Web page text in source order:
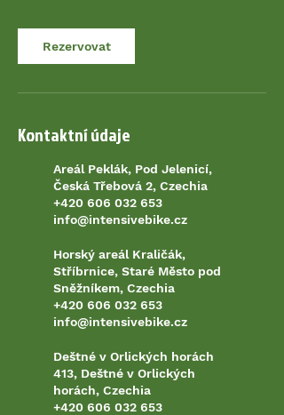
Rezervovat
Kontaktní údaje
Areál Peklák, Pod Jelenicí,
Česká Třebová 2, Czechia
+420 606 032 653
info@intensivebike.cz
Horský areál Kraličák,
Stříbrnice, Staré Město pod
Sněžníkem, Czechia
+420 606 032 653
info@intensivebike.cz
Deštné v Orlických horách
413, Deštné v Orlických
horách, Czechia
+420 606 032 653